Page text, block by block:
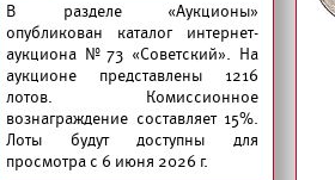
В разделе «Аукционы»
опубликован каталог интернет-
аукциона №73 «Советский». На
аукционе представлены 1216
лотов. Комиссионное
вознаграждение составляет 15%.
Лоты будут доступны для
просмотра с 6 июня 2026 г.